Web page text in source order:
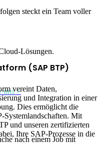
steckt ein Team voller
Lösungen.
uns >
nach einem Job mit
(SAP BTP)
vereint Daten,
und Integration in einer
Dies ermöglicht die
Systemlandschaften. Mit
und unseren zertifizierten
Ihre SAP-Prozesse in die